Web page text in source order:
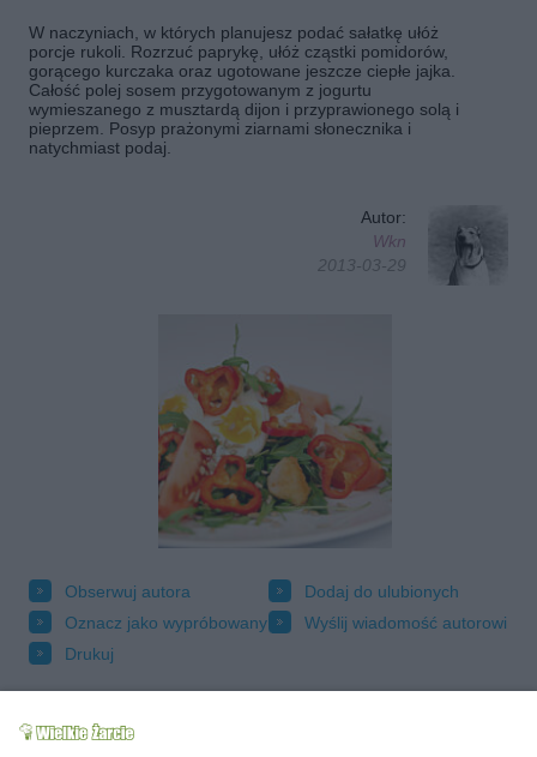
W naczyniach, w których planujesz podać sałatkę ułóż
porcje rukoli. Rozrzuć paprykę, ułóż cząstki pomidorów,
gorącego kurczaka oraz ugotowane jeszcze ciepłe jajka.
Całość polej sosem przygotowanym z jogurtu
wymieszanego z musztardą dijon i przyprawionego solą i
pieprzem. Posyp prażonymi ziarnami słonecznika i
natychmiast podaj.
Autor:
Wkn
2013-03-29
Obserwuj autora
Dodaj do ulubionych
Oznacz jako wypróbowany
Wyślij wiadomość autorowi
Drukuj